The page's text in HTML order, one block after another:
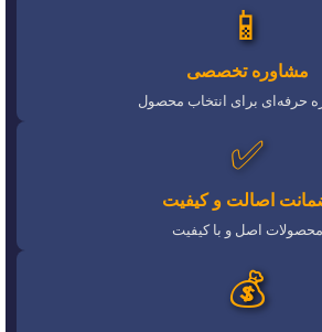
📱
مشاوره تخصصی
حرفه‌ای برای انتخاب محصول
✅
اصالت و کیفیت
محصولات اصل و با کیفیت
💰